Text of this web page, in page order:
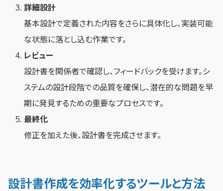
詳細設計
基本設計で定義された内容をさらに具体化し、実装可能
な状態に落とし込む作業です。
レビュー
設計書を関係者で確認し、フィードバックを受けます。シ
ステムの設計段階での品質を確保し、潜在的な問題を早
期に発見するための重要なプロセスです。
最終化
修正を加えた後、設計書を完成させます。
設計書作成を効率化するツールと方法